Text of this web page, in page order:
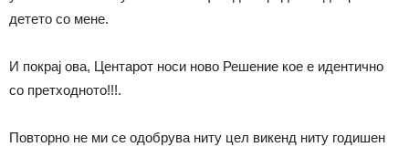
детето со мене.
И покрај ова, Центарот носи ново Решение кое е идентично
со претходното!!!.
Повторно не ми се одобрува ниту цел викенд ниту годишен